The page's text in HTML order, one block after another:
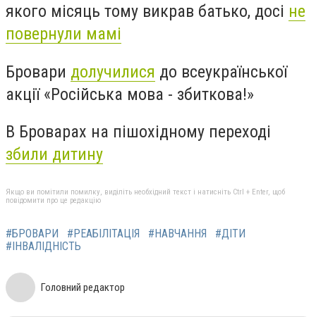
якого місяць тому викрав батько, досі не
повернули мамі
Бровари долучилися до всеукраїнської
акції «Російська мова - збиткова!»
В Броварах на пішохідному переході
збили дитину
Якщо ви помітили помилку, виділіть необхідний текст і натисніть Ctrl + Enter, щоб
повідомити про це редакцію
#БРОВАРИ #РЕАБІЛІТАЦІЯ #НАВЧАННЯ
#ДІТИ
#ІНВАЛІДНІСТЬ
Головний редактор